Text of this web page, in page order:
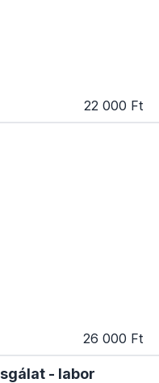
22 000 Ft
26 000 Ft
- labor